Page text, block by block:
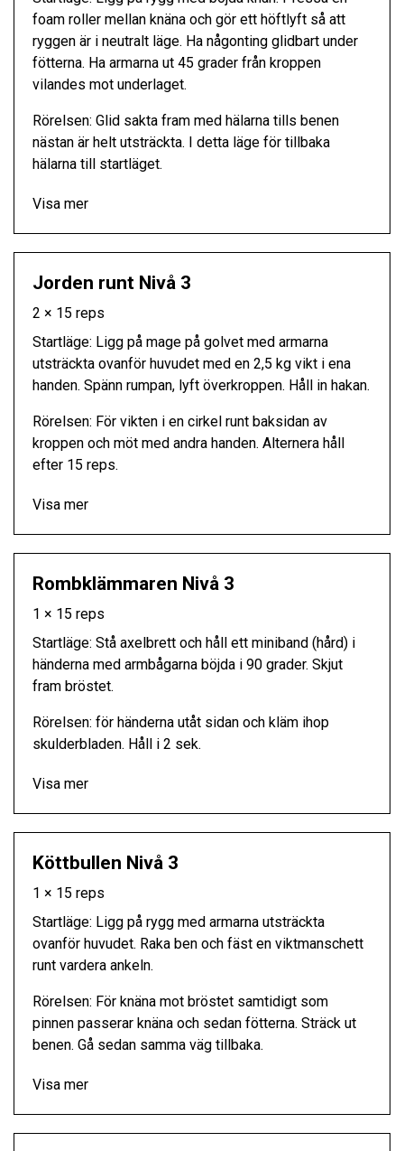
foam roller mellan knäna och gör ett höftlyft så att
ryggen är i neutralt läge. Ha någonting glidbart under
fötterna. Ha armarna ut 45 grader från kroppen
vilandes mot underlaget.
Rörelsen: Glid sakta fram med hälarna tills benen
nästan är helt utsträckta. I detta läge för tillbaka
hälarna till startläget.
Visa mer
Jorden runt Nivå 3
2 × 15 reps
Startläge: Ligg på mage på golvet med armarna
utsträckta ovanför huvudet med en 2,5 kg vikt i ena
handen. Spänn rumpan, lyft överkroppen. Håll in hakan.
Rörelsen: För vikten i en cirkel runt baksidan av
kroppen och möt med andra handen. Alternera håll
efter 15 reps.
Visa mer
Rombklämmaren Nivå 3
1 × 15 reps
Startläge: Stå axelbrett och håll ett miniband (hård) i
händerna med armbågarna böjda i 90 grader. Skjut
fram bröstet.
Rörelsen: för händerna utåt sidan och kläm ihop
skulderbladen. Håll i 2 sek.
Visa mer
Köttbullen Nivå 3
1 × 15 reps
Startläge: Ligg på rygg med armarna utsträckta
ovanför huvudet. Raka ben och fäst en viktmanschett
runt vardera ankeln.
Rörelsen: För knäna mot bröstet samtidigt som
pinnen passerar knäna och sedan fötterna. Sträck ut
benen. Gå sedan samma väg tillbaka.
Visa mer